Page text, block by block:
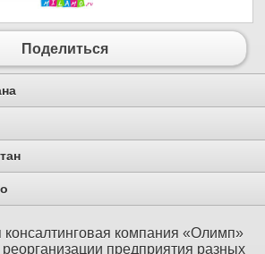
Поделиться
компания «Олимп»
реорганизации предприятия разных